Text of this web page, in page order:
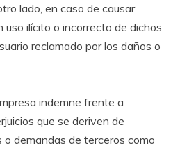
lado, en caso de causar
uso ilícito o incorrecto de dichos
reclamado por los daños o
indemne frente a
que se deriven de
o demandas de terceros como